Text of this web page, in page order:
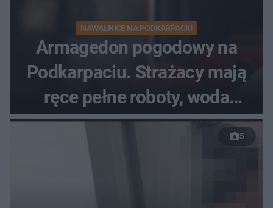
NAWAŁNICE NA PODKARPACIU
Armagedon pogodowy na
Podkarpaciu. Strażacy mają
ręce pełne roboty, woda
zalewa posesje i budynki
5